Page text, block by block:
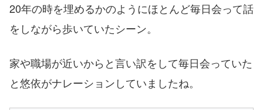
20年の時を埋めるかのようにほとんど毎日会って話
をしながら歩いていたシーン。
家や職場が近いからと言い訳をして毎日会っていた
と悠依がナレーションしていましたね。